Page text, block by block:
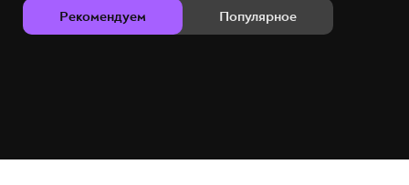
Рекомендуем Популярное